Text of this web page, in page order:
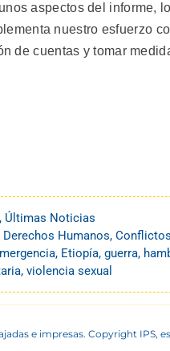
aspectos del informe,
nuestro esfuerzo
de cuentas y tomar
, Últimas Noticias
Humanos,
, Etiopía, guerra,
, violencia sexual
e impresas. Copyright IPS,